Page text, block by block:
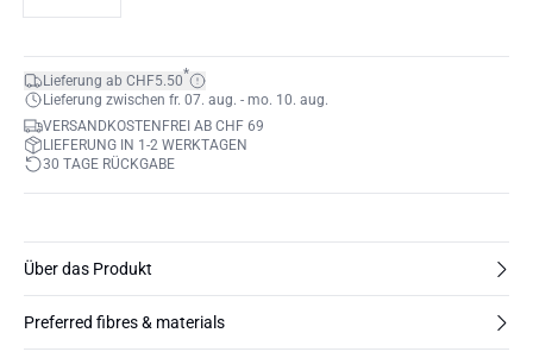
Lieferung ab CHF5.50*
Lieferung zwischen fr. 07. aug. - mo. 10. aug.
VERSANDKOSTENFREI AB CHF 69
LIEFERUNG IN 1-2 WERKTAGEN
30 TAGE RÜCKGABE
Über das Produkt
Preferred fibres & materials